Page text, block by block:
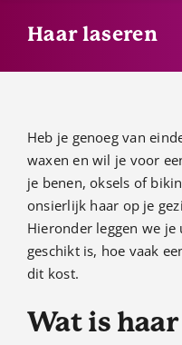
Updates
Shop
Tarieven
Haar laseren
Heb je genoeg van
waxen en wil je voor
je benen, oksels of
onsierlijk haar op je
Hieronder leggen we
geschikt is, hoe vaak
dit kost.
Wat is